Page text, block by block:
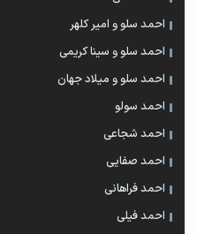
احمد سلو و امیر کلهر
احمد سلو و سینا کریمی
احمد سلو و میلاد جهان
احمد سولو
احمد شجاعی
احمد صفایی
احمد فراهانی
احمد فیلی